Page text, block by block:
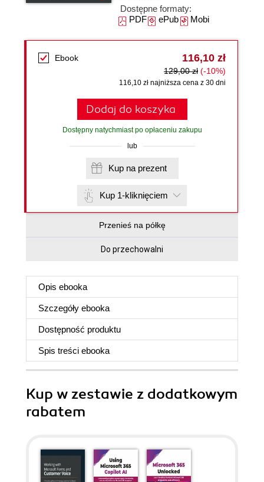
Dostępne formaty:
PDFePubMobi
Ebook 116,10 zł
129,00 zł (-10%)
116,10 zł najniższa cena z 30 dni
Dodaj do koszyka
Dostępny natychmiast po opłaceniu zakupu
lub
Kup na prezent
Kup 1-kliknięciem
Przenieś na półkę
Do przechowalni
Opis ebooka
Szczegóły ebooka
Dostępność produktu
Spis treści ebooka
Kup w zestawie z dodatkowym
rabatem